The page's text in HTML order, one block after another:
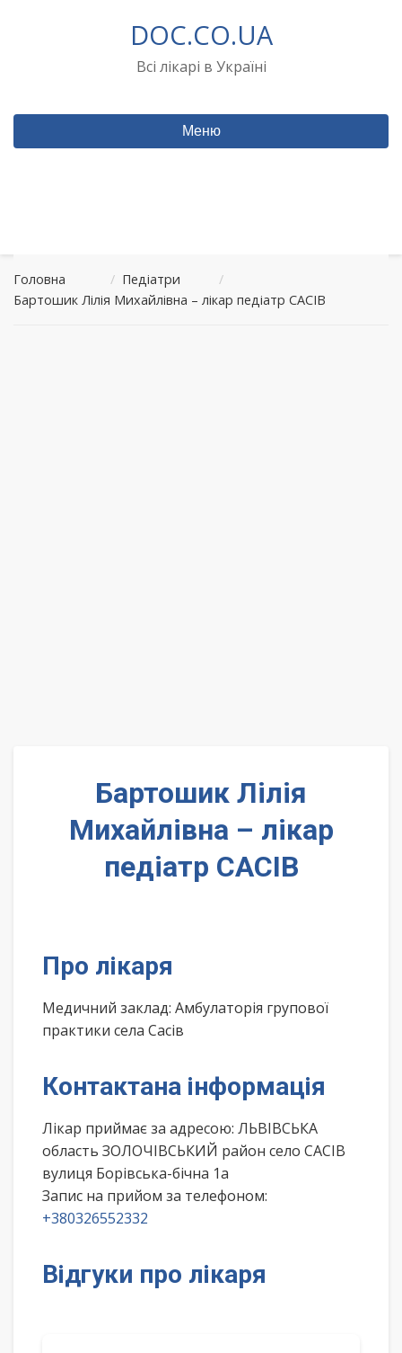
DOC.CO.UA
Всі лікарі в Україні
Меню
Головна / Педіатри
/
Бартошик Лілія Михайлівна – лікар педіатр САСІВ
Бартошик Лілія
Михайлівна – лікар
педіатр САСІВ
Про лікаря
Медичний заклад: Амбулаторія групової
практики села Сасів
Контактана інформація
Лікар приймає за адресою: ЛЬВІВСЬКА
область ЗОЛОЧІВСЬКИЙ район село САСІВ
вулиця Борівська-бічна 1а
Запис на прийом за телефоном:
+380326552332
Відгуки про лікаря